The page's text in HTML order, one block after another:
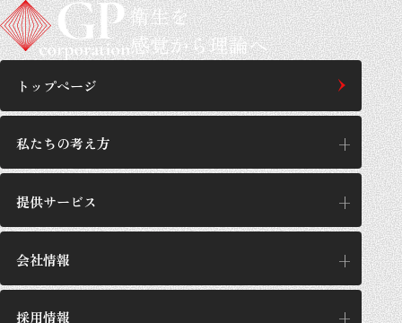
衛生を
感覚から理論へ
トップページ
私たちの考え方
私たちの考え方
提供サービス
提供サービス
会社情報
企業理念
採用情報